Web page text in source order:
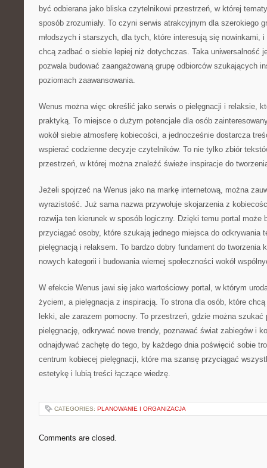
być odbierana jako bliska czytelnikowi przestrzeń, w której
sposób zrozumiały. To czyni serwis atrakcyjnym dla szerokiego
młodszych i starszych, dla tych, które interesują się nowinkami,
chcą zadbać o siebie lepiej niż dotychczas. Taka uniwersalność
pozwala budować zaangażowaną grupę odbiorców szukających
poziomach zaawansowania.
Wenus można więc określić jako serwis o pielęgnacji i relaksie,
praktyką. To miejsce o dużym potencjale dla osób
wokół siebie atmosferę kobiecości, a jednocześnie dostarcza
wspierać codzienne decyzje czytelników. To nie tylko zbiór
przestrzeń, w której można znaleźć świeże inspiracje do
Jeżeli spojrzeć na Wenus jako na markę internetową, można
wyrazistość. Już sama nazwa przywołuje skojarzenia z
rozwija ten kierunek w sposób logiczny. Dzięki temu portal może
przyciągać osoby, które szukają jednego miejsca do odkrywania
pielęgnacją i relaksem. To bardzo dobry fundament do tworzenia
nowych kategorii i budowania wiernej społeczności wokół
W efekcie Wenus jawi się jako wartościowy portal, w którym
życiem, a pielęgnacja z inspiracją. To strona dla osób, które
lekki, ale zarazem pomocny. To przestrzeń, gdzie można szukać
pielęgnację, odkrywać nowe trendy, poznawać świat zabiegów i
odnajdywać zachętę do tego, by każdego dnia poświęcić sobie
centrum kobiecej pielęgnacji, które ma szansę przyciągać
estetykę i lubią treści łączące wiedzę.
CATEGORIES: PLANOWANIE I ORGANIZACJA
Comments are closed.